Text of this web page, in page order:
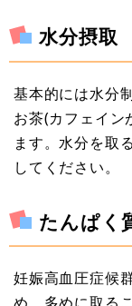
水分摂取
基本的には水分
お茶(カフェイン
ます。水分を取
してください。
たんぱく
妊娠高血圧症候